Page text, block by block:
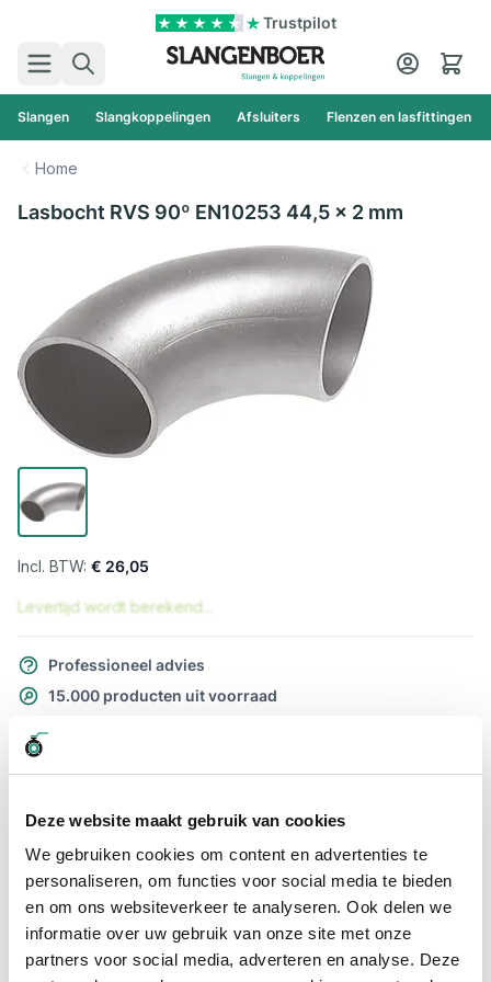
Deze website maakt gebruik van cookies
We gebruiken cookies om content en advertenties te
personaliseren, om functies voor social media te bieden
en om ons websiteverkeer te analyseren. Ook delen we
informatie over uw gebruik van onze site met onze
partners voor social media, adverteren en analyse. Deze
Trustpilot
Zoek
Cart
Slangen Slangkoppelingen Afsluiters Flenzen en lasfittingen
Home
Lasbocht RVS 90º EN10253 44,5 x 2 mm
€ 26,05
Levertijd wordt berekend...
Professioneel advies
15.000 producten uit voorraad
Snel naar
Meer informatie
Meer informatie
Maatvoering koppeling 44,5 x 2 mm